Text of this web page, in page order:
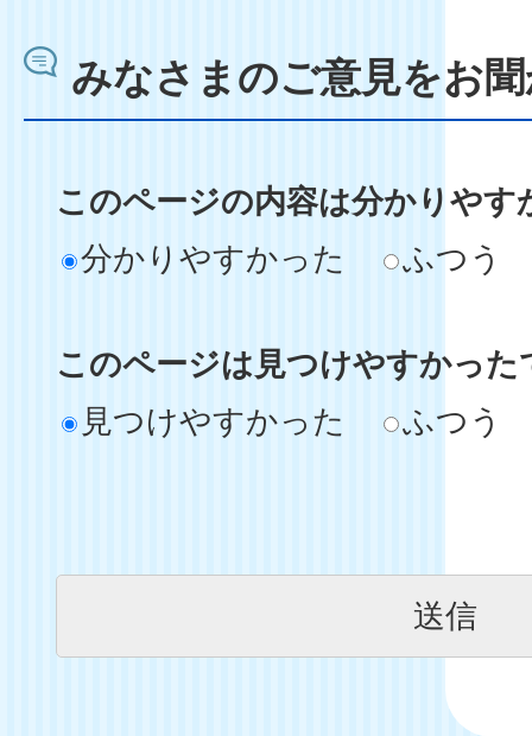
みなさまのご意見をお
このページの内容は分かりやす
分かりやすかった
ふつう
このページは見つけやすかった
見つけやすかった
ふつう